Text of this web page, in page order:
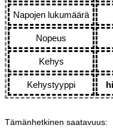
Napojen lukumäärä
Nopeus
Kehys
Kehystyyppi
Tämänhetkinen saatavuus: